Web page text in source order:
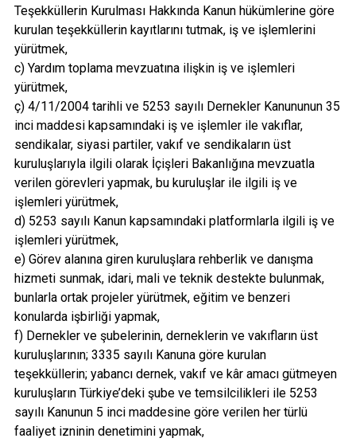
Teşekküllerin Kurulması Hakkında Kanun hükümlerine göre
kurulan teşekküllerin kayıtlarını tutmak, iş ve işlemlerini
yürütmek,
c) Yardım toplama mevzuatına ilişkin iş ve işlemleri
yürütmek,
ç) 4/11/2004 tarihli ve 5253 sayılı Dernekler Kanununun 35
inci maddesi kapsamındaki iş ve işlemler ile vakıflar,
sendikalar, siyasi partiler, vakıf ve sendikaların üst
kuruluşlarıyla ilgili olarak İçişleri Bakanlığına mevzuatla
verilen görevleri yapmak, bu kuruluşlar ile ilgili iş ve
işlemleri yürütmek,
d) 5253 sayılı Kanun kapsamındaki platformlarla ilgili iş ve
işlemleri yürütmek,
e) Görev alanına giren kuruluşlara rehberlik ve danışma
hizmeti sunmak, idari, mali ve teknik destekte bulunmak,
bunlarla ortak projeler yürütmek, eğitim ve benzeri
konularda işbirliği yapmak,
f) Dernekler ve şubelerinin, derneklerin ve vakıfların üst
kuruluşlarının; 3335 sayılı Kanuna göre kurulan
teşekküllerin; yabancı dernek, vakıf ve kâr amacı gütmeyen
kuruluşların Türkiye’deki şube ve temsilcilikleri ile 5253
sayılı Kanunun 5 inci maddesine göre verilen her türlü
faaliyet izninin denetimini yapmak,